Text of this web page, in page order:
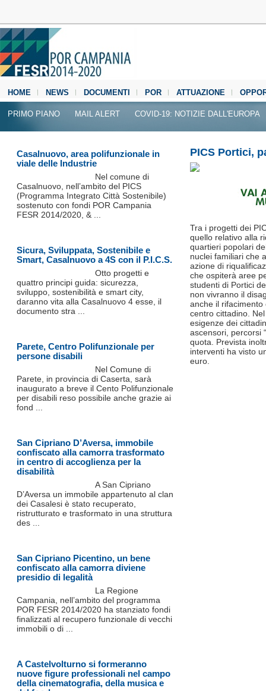
HOME NEWS DOCUMENTI POR ATTUAZIONE
MEDIA CENTER
PRIMO PIANO MAIL ALERT COVID-19: NOTIZIE DALL'EUROPA
PICS Portici,
Tra i progetti dei
quello relativo alla
quartieri popolari
nuclei familiari che
azione di
che ospiterà aree
studenti di Portici
non vivranno il
anche il rifacimento
centro cittadino.
esigenze dei
ascensori, percorsi
quota. Prevista
interventi ha visto
euro.
Casalnuovo, area polifunzionale in
viale delle Industrie
Nel comune di
Casalnuovo, nell’ambito del PICS
(Programma Integrato Città Sostenibile)
sostenuto con fondi POR Campania
FESR 2014/2020, & ...
Sicura, Sviluppata, Sostenibile e
Smart, Casalnuovo a 4S con il P.I.C.S.
Otto progetti e
quattro principi guida: sicurezza,
sviluppo, sostenibilità e smart city,
daranno vita alla Casalnuovo 4 esse, il
documento stra ...
Parete, Centro Polifunzionale per
persone disabili
Nel Comune di
Parete, in provincia di Caserta, sarà
inaugurato a breve il Cento Polifunzionale
per disabili reso possibile anche grazie ai
fond ...
San Cipriano D’Aversa, immobile
confiscato alla camorra trasformato
in centro di accoglienza per la
disabilità
A San Cipriano
D’Aversa un immobile appartenuto al clan
dei Casalesi è stato recuperato,
ristrutturato e trasformato in una struttura
des ...
San Cipriano Picentino, un bene
confiscato alla camorra diviene
presidio di legalità
La Regione
Campania, nell’ambito del programma
POR FESR 2014/2020 ha stanziato fondi
finalizzati al recupero funzionale di vecchi
immobili o di ...
A Castelvolturno si formeranno
nuove figure professionali nel campo
della cinematografia, della musica e